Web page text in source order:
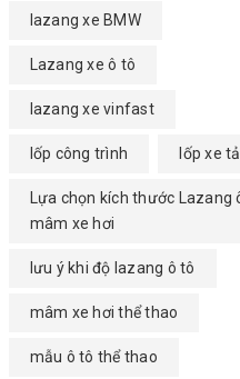
lazang xe BMW
Lazang xe ô tô
lazang xe vinfast
lốp công trình lốp xe
Lựa chọn kích thước Lazang
mâm xe hơi
lưu ý khi độ lazang ô tô
mâm xe hơi thể thao
mẫu ô tô thể thao